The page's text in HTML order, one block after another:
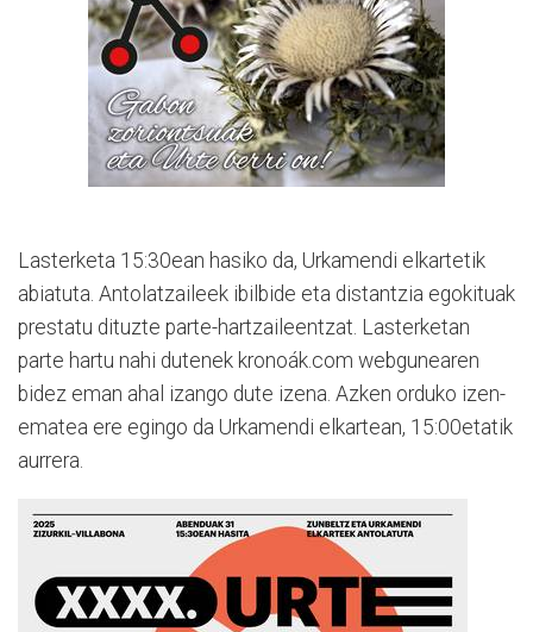
Lasterketa 15:30ean hasiko da, Urkamendi elkartetik
abiatuta. Antolatzaileek ibilbide eta distantzia egokituak
prestatu dituzte parte-hartzaileentzat. Lasterketan
parte hartu nahi dutenek kronoák.com webgunearen
bidez eman ahal izango dute izena. Azken orduko izen-
ematea ere egingo da Urkamendi elkartean, 15:00etatik
aurrera.